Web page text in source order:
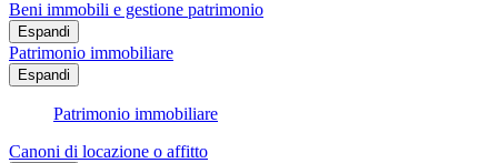
Beni immobili e gestione patrimonio
Espandi
Patrimonio immobiliare
Espandi
Patrimonio immobiliare
Canoni di locazione o affitto